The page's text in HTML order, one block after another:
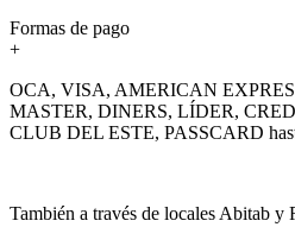
Formas de pago
+
OCA, VISA, AMERICAN
MASTER, DINERS, LÍDER,
CLUB DEL ESTE, PASSCARD
También a través de locales Abitab y